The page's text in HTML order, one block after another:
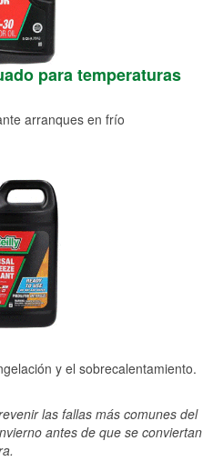
para temperaturas
arranques en frío
y el sobrecalentamiento.
las fallas más comunes del
antes de que se conviertan